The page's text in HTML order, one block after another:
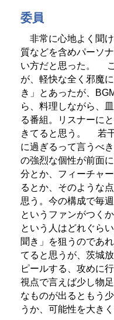
委員
非常に心地よく聞
質などを含めパーソ
い方だと思った。
こ
が、軽快な全く邪魔
き」とあったが、
ら、料理しながら、
る番組。リスナーに
きてると思う。
若干
に過ぎるって言うべ
の強烈な個性が前面
分とか、フィーチャ
るとか、そのような
思う。今の構成で毎
というファンがつく
という人はどれぐら
聞き」を狙うのであ
てると思うが、茨城
ピールする、攻めに
視点で言えば少し物足
なものが出るともう
うか、可能性を大き